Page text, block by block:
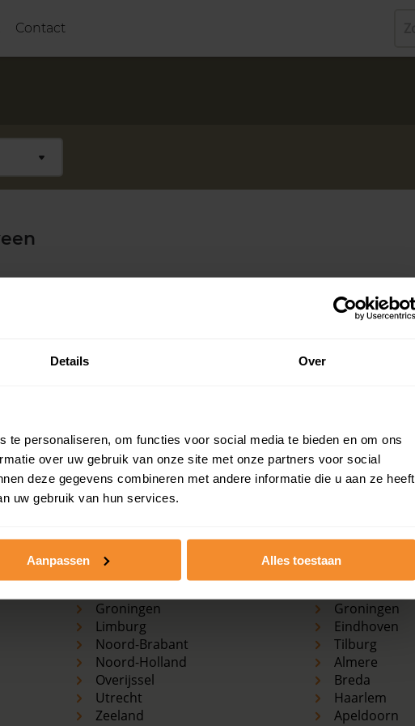
Details Over
te personaliseren, om functies voor social media te bieden en om ons
over uw gebruik van onze site met onze partners voor social
deze gegevens combineren met andere informatie die u aan ze heeft
uw gebruik van hun services.
Aanpassen Alles toestaan
Contact
en andere cijfers in deze straat? Bekijk dan de pagina over de
Koopwoningen
per provincie
Drenthe
Flevoland
Groningen
Limburg
Noord-Brabant
Noord-Holland
Overijssel
Utrecht
Zeeland
Amsterdam
Den Haag
Groningen
Eindhoven
Tilburg
Almere
Breda
Haarlem
Apeldoorn